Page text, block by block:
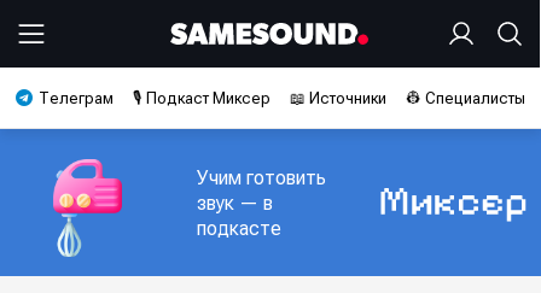
Телеграм 🎙️ Подкаст Миксер 📖 Источники 👷 Специалисты
Учим готовить
звук — в
подкасте